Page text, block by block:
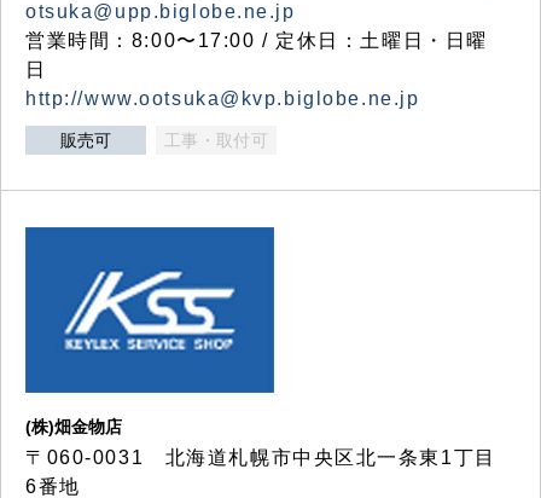
otsuka@upp.biglobe.ne.jp
営業時間：8:00〜17:00 / 定休日：土曜日・日曜
日
http://www.ootsuka@kvp.biglobe.ne.jp
販売可 工事・取付可
(株)畑金物店
〒060-0031 北海道札幌市中央区北一条東1丁目
6番地